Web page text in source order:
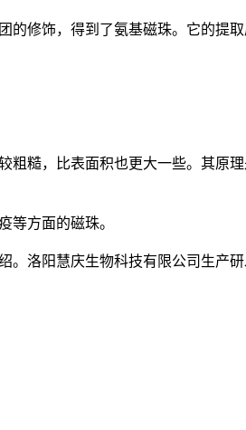
修饰，得到了氨基磁珠。它的提
糙，比表面积也更大一些。其原
方面的磁珠。
洛阳慧庆生物科技有限公司生产